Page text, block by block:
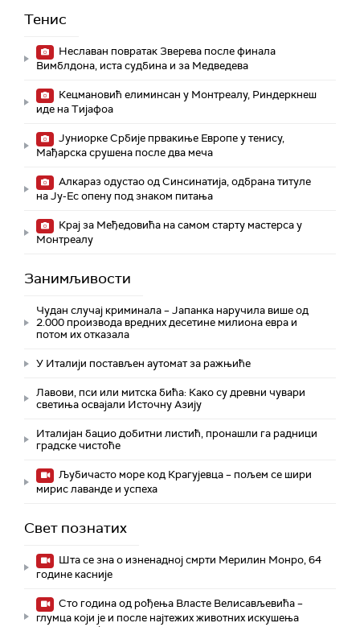
Тенис
Неславан повратак Зверева после финала
Вимблдона, иста судбина и за Медведева
Кецмановић елиминсан у Монтреалу, Риндеркнеш
иде на Тијафоа
Јуниорке Србије првакиње Европе у тенису,
Мађарска срушена после два меча
Алкараз одустао од Синсинатија, одбрана титуле
на Ју-Ес опену под знаком питања
Крај за Међедовића на самом старту мастерса у
Монтреалу
Занимљивости
Чудан случај криминала – Јапанка наручила више од
2.000 производа вредних десетине милиона евра и
потом их отказала
У Италији постављен аутомат за ражњиће
Лавови, пси или митска бића: Како су древни чувари
светиња освајали Источну Азију
Италијан бацио добитни листић, пронашли га радници
градске чистоће
Љубичасто море код Крагујевца – пољем се шири
мирис лаванде и успеха
Свет познатих
Шта се зна о изненадној смрти Мерилин Монро, 64
године касније
Сто година од рођења Власте Велисављевића –
глумца који је и после најтежих животних искушења